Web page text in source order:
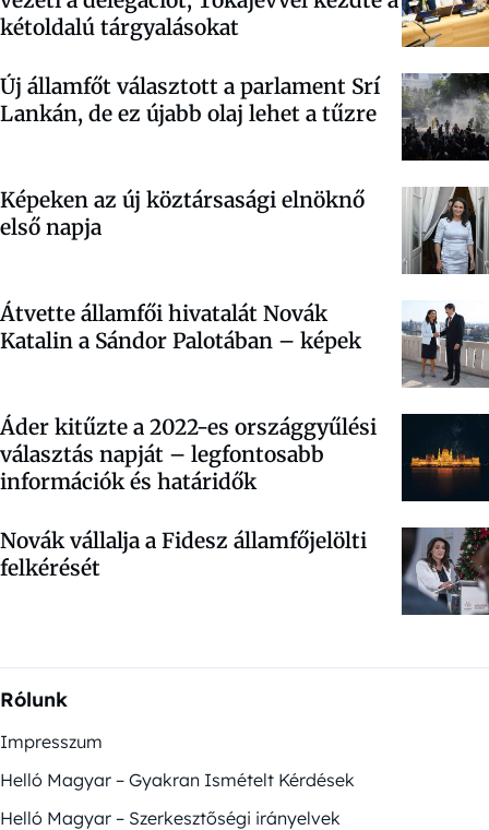
kétoldalú tárgyalásokat
Új államfőt választott a parlament Srí
Lankán, de ez újabb olaj lehet a tűzre
Képeken az új köztársasági elnöknő
első napja
Átvette államfői hivatalát Novák
Katalin a Sándor Palotában – képek
Áder kitűzte a 2022-es országgyűlési
választás napját – legfontosabb
információk és határidők
Novák vállalja a Fidesz államfőjelölti
felkérését
Rólunk
Impresszum
Helló Magyar – Gyakran Ismételt Kérdések
Helló Magyar – Szerkesztőségi irányelvek